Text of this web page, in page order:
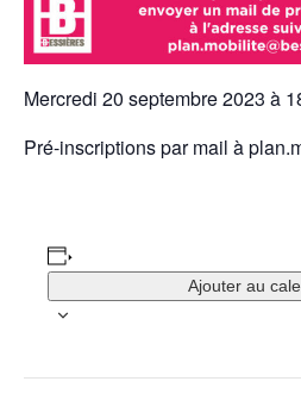
Mercredi 20 septembre 2023 à
Pré-inscriptions par mail à
Ajouter au